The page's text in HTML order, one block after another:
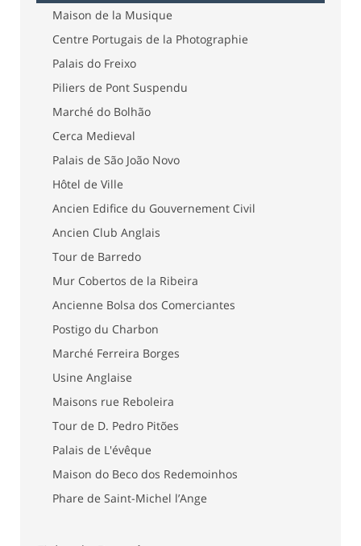
Maison de la Musique
Centre Portugais de la Photographie
Palais do Freixo
Piliers de Pont Suspendu
Marché do Bolhão
Cerca Medieval
Palais de São João Novo
Hôtel de Ville
Ancien Edifice du Gouvernement Civil
Ancien Club Anglais
Tour de Barredo
Mur Cobertos de la Ribeira
Ancienne Bolsa dos Comerciantes
Postigo du Charbon
Marché Ferreira Borges
Usine Anglaise
Maisons rue Reboleira
Tour de D. Pedro Pitões
Palais de L'évêque
Maison do Beco dos Redemoinhos
Phare de Saint-Michel l’Ange